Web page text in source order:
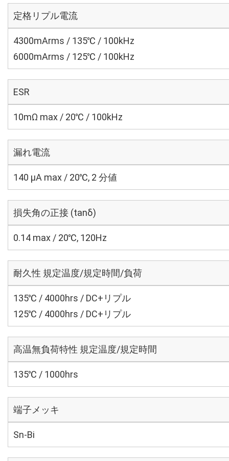
定格リプル電流
4300mArms / 135℃ / 100kHz
6000mArms / 125℃ / 100kHz
ESR
10mΩ max / 20℃ / 100kHz
漏れ電流
140 μA max / 20℃, 2 分値
損失角の正接 (tanδ)
0.14 max / 20℃, 120Hz
耐久性 規定温度/規定時間/負荷
135℃ / 4000hrs / DC+リプル
125℃ / 4000hrs / DC+リプル
高温無負荷特性 規定温度/規定時間
135℃ / 1000hrs
端子メッキ
Sn-Bi